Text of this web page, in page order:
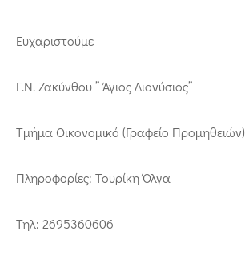
Ευχαριστούμε
Γ.Ν. Ζακύνθου ” Άγιος Διονύσιος”
Τμήμα Οικονομικό (Γραφείο Προμηθειών)
Πληροφορίες: Τουρίκη Όλγα
Τηλ: 2695360606